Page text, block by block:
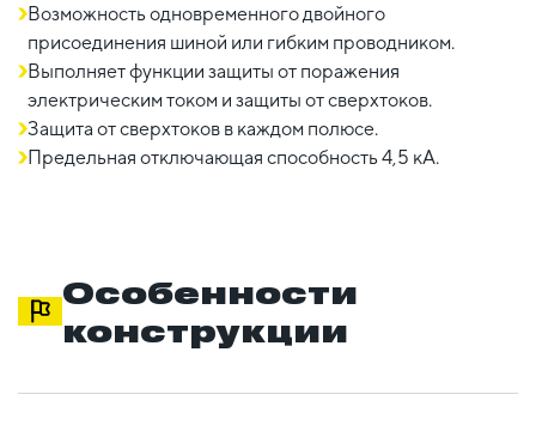
Возможность одновременного двойного
присоединения шиной или гибким проводником.
Выполняет функции защиты от поражения
электрическим током и защиты от сверхтоков.
Защита от сверхтоков в каждом полюсе.
Предельная отключающая способность 4,5 кА.
Особенности
конструкции